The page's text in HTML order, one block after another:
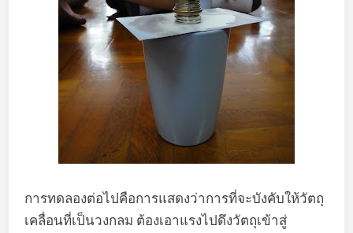
การทดลองต่อไปคือการแสดงว่าการที่จะบังคับให้วัตถุ
เคลื่อนที่เป็นวงกลม ต้องเอาแรงไปดึงวัตถุเข้าสู่